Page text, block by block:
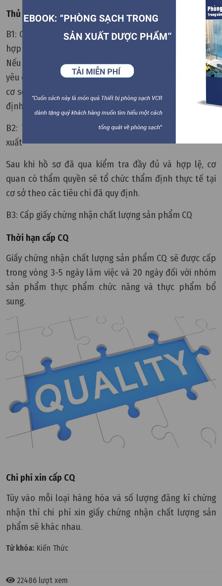
Thủ tục xin cấp CQ
B1: Cơ quan có thẩm quyền tiếp nhận và kiểm tra tính
hợp lệ của hồ sơ xin cấp CQ
Nếu hồ sơ không hợp lệ, phải có văn bản thông báo và
yêu cầu cơ sở sản xuất bổ sung trong vòng 30 ngày. Nếu
cơ sở sản xuất không có phản hồi sau thời gian đã quy
định thì cơ quan thẩm quyền có quyền hủy hồ sơ.
B2: Thành lập Đoàn thẩm định thực tế tại cơ sở sản
xuất
Sau khi hồ sơ đã qua kiểm tra đầy đủ và hợp lệ, cơ
quan có thẩm quyền sẽ tổ chức thẩm định thực tế tại
cơ sở theo các tiêu chí đã quy định.
B3: Cấp giấy chứng nhận chất lượng sản phẩm CQ
Thời hạn cấp CQ
Giấy chứng nhận chất lượng sản phẩm CQ sẽ được cấp
trong vòng 3-5 ngày làm việc và 20 ngày đối với nhóm
sản phẩm thực phẩm chức năng và thực phẩm bổ
sung.
Chi phí xin cấp CQ
Tùy vào mỗi loại hàng hóa và số lượng đăng kí chứng
nhận thì chi phí xin giấy chứng nhận chất lượng sản
phẩm sẽ khác nhau.
Từ khóa: Kiến Thức
22486 lượt xem